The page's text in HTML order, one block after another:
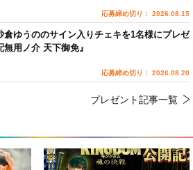
応募締め切り： 2026.08.15
倉ゆうののサイン入りチェキを1名様にプレゼ
用ノ介 天下御免』
応募締め切り： 2026.08.20
プレゼント記事一覧